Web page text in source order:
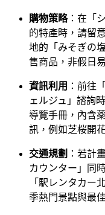
購物策略：在「
的特產時，請留
地的「みそぎの
售商品，非假日
資訊利用 ：前往
ェルジュ」諮詢
導覽手冊，內含
訊，例如芝桜開
交通規劃 ：若計
カウンター」同
「駅レンタカー
季熱門景點與最